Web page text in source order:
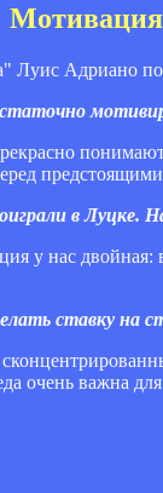
Адриано
в Луцке.
у нас
ставку на
очень важна